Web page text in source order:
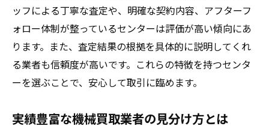
ッフによる丁寧な査定や、明確な契約内容、アフターフ
ォロー体制が整っているセンターは評価が高い傾向にあ
ります。また、査定結果の根拠を具体的に説明してくれ
る業者も信頼度が高いです。これらの特徴を持つセンタ
ーを選ぶことで、安心して取引に臨めます。
実績豊富な機械買取業者の見分け方とは